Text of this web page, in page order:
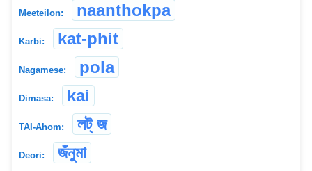
Meeteilon: naanthokpa
Karbi: kat-phit
Nagamese: pola
Dimasa: kai
TAI-Ahom: লট্ জ
Deori: জঁনুমা